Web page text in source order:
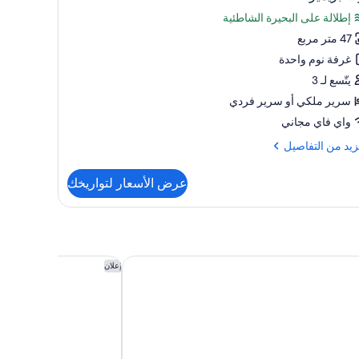
إطلالة على البحيرة الشاطئية
47 متر مربع
غرفة نوم واحدة
يتّسع لـ 3
سرير ملكي‫‬ أو سرير فردي
واي فاي مجاني
من التفاصيل
عرض الأسعار لتواريخك
سويتس دبي فيستيفال سيتي، أحد الفنادق من مجموعة فنادق
إعلان
نزُل هيلتون جاردن إن